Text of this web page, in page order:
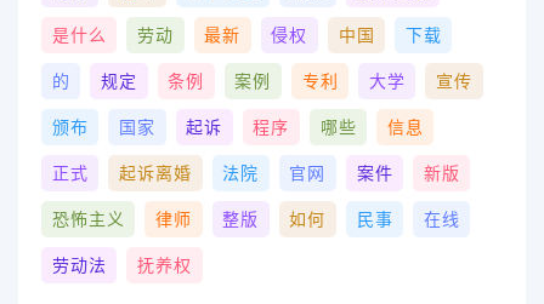
是什么 劳动 最新 侵权 中国 下载
的 规定 条例 案例 专利 大学 宣传
颁布 国家 起诉 程序 哪些 信息
正式 起诉离婚 法院 官网 案件 新版
恐怖主义 律师 整版 如何 民事 在线
劳动法 抚养权